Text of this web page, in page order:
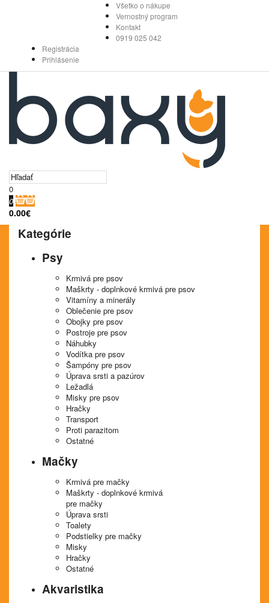
Všetko o nákupe
Vernostný program
Kontakt
0919 025 042
Registrácia
Prihlásenie
0
0
0.00€
Kategórie
Psy
Krmivá pre psov
Maškrty - doplnkové krmivá pre psov
Vitamíny a minerály
Oblečenie pre psov
Obojky pre psov
Postroje pre psov
Náhubky
Vodítka pre psov
Šampóny pre psov
Úprava srsti a pazúrov
Ležadlá
Misky pre psov
Hračky
Transport
Proti parazitom
Ostatné
Mačky
Krmivá pre mačky
Maškrty - doplnkové krmivá
pre mačky
Úprava srsti
Toalety
Podstielky pre mačky
Misky
Hračky
Ostatné
Akvaristika